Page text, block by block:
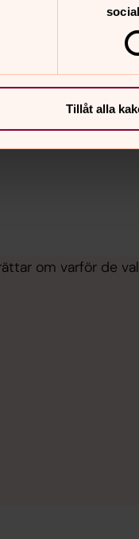
Tillåt alla
om varför de